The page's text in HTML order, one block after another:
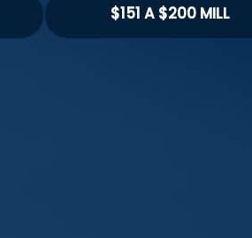
$151 A $200 MILL